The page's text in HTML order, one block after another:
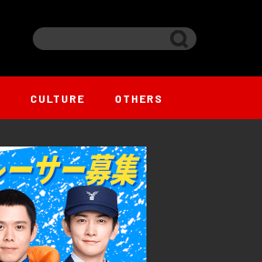
CULTURE OTHERS